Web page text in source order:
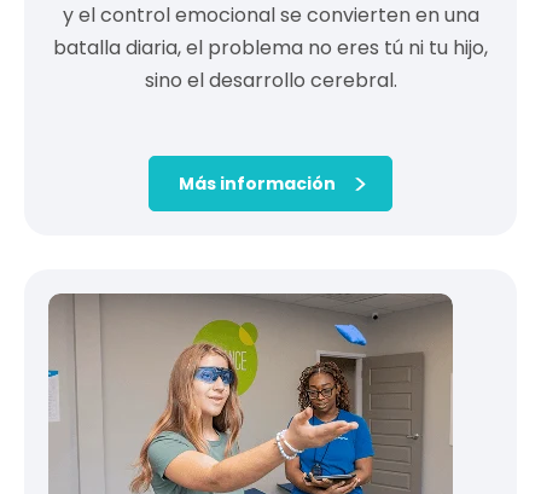
y el control emocional se convierten en una
batalla diaria, el problema no eres tú ni tu hijo,
sino el desarrollo cerebral.
Más información